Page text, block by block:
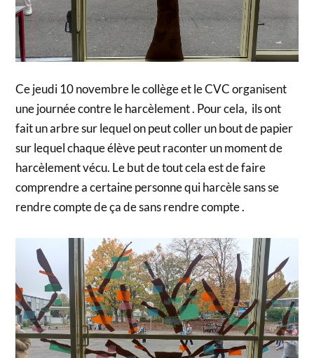
Ce jeudi 10 novembre le collège et le CVC organisent
une journée contre le harcèlement . Pour cela, ils ont
fait un arbre sur lequel on peut coller un bout de papier
sur lequel chaque élève peut raconter un moment de
harcèlement vécu. Le but de tout cela est de faire
comprendre a certaine personne qui harcèle sans se
rendre compte de ça de sans rendre compte .